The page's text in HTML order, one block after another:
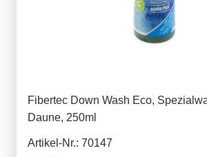
Fibertec Down Wash Eco,
Daune, 250ml
Artikel-Nr.: 70147